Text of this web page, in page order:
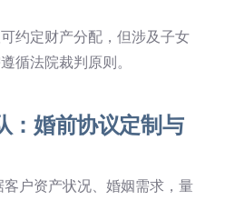
可约定财产分配，但涉及子女
循法院裁判原则。
：婚前协议定制与
户资产状况、婚姻需求，量